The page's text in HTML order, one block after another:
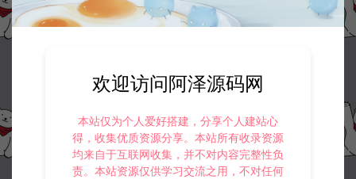
欢迎访问阿泽源码网
本站仅为个人爱好搭建，分享个人建站心
得，收集优质资源分享。本站所有收录资源
均来自于互联网收集，并不对内容完整性负
责。本站资源仅供学习交流之用，不对任何